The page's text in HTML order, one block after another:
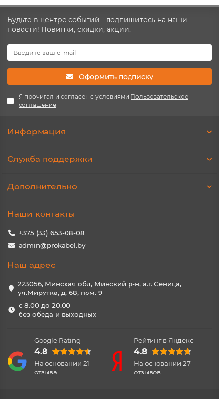
Будьте в центре событий - подпишитесь на наши
новости! Новинки, скидки, акции.
Оформить подписку
Я прочитал и согласен с условиями Пользовательское
соглашение
Информация
Служба поддержки
Дополнительно
Наши контакты
+375 (33) 653-08-08
admin@prokabel.by
Наш адрес
223056, Минская обл, Минский р-н, а.г. Сеница,
ул.Мирутка, д. 68, пом. 9
с 8.00 до 20.00
без обеда и выходных
Google Rating
4.8
На основании 21
отзыва
Рейтинг в Яндекс
4.8
На основании 27
отзывов